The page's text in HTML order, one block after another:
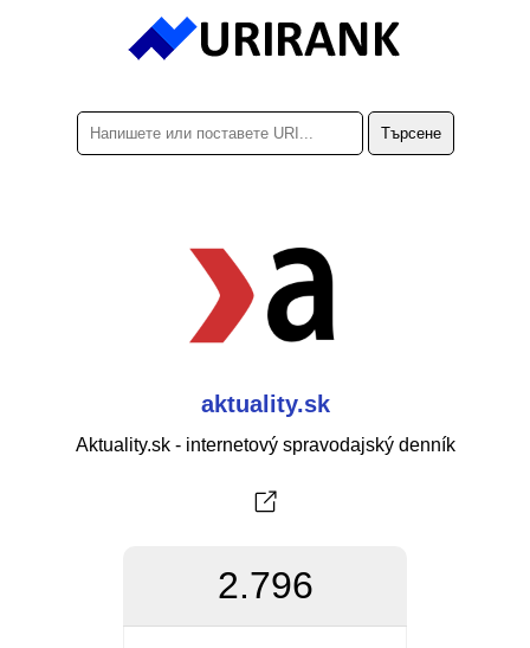
aktuality.sk
Aktuality.sk - internetový spravodajský denník
2.796